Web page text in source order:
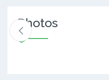
Photos